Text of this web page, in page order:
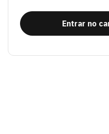
Entrar no